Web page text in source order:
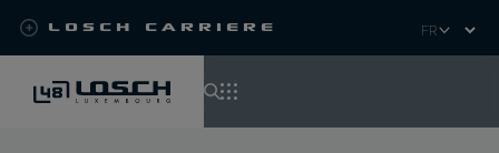
Losch Carriere
Select